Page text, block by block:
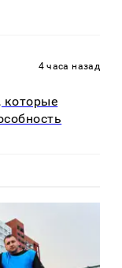
4 часа назад
которые